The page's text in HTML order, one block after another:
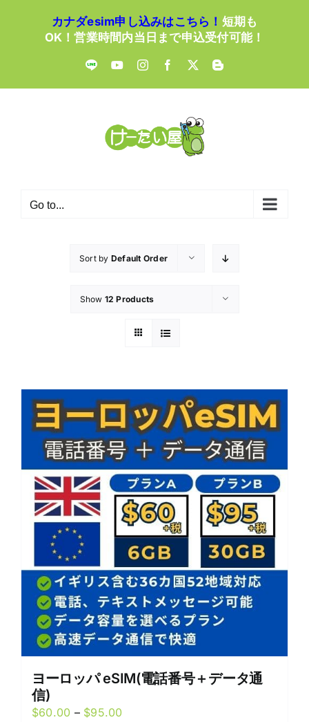
カナダesim申し込みはこちら！ 短期も
OK！営業時間内当日まで申込受付可能！
LINE YouTubeInstagramFacebook
X Blogger
Go to...
Sort by Default Order
Show 12 Products
ヨーロッパ eSIM(電話番号＋データ通
信)
$60.00 – $95.00